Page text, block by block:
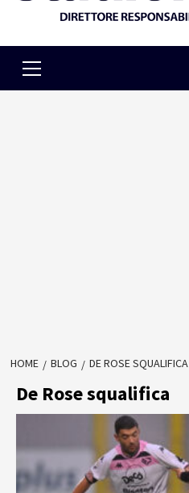
Menu
HOME BLOG DE ROSE SQUALIFICA
De Rose squalifica